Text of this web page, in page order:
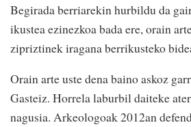
Begirada berriarekin hurbildu da
ikustea ezinezkoa bada ere, orain
zipriztinek iragana berrikusteko
Orain arte uste dena baino askoz
Gasteiz. Horrela laburbil daiteke
nagusia. Arkeologoak 2012an